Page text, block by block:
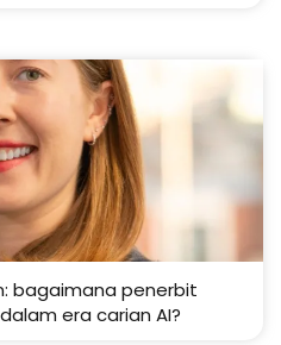
bagaimana penerbit
era carian AI?